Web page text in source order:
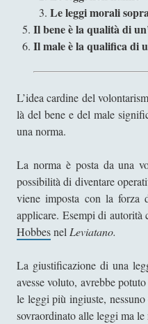
Le leggi morali
Il bene è la qualità di
Il male è la qualifica di
L’idea cardine del
là del bene e del male
una norma.
La norma è posta da una
possibilità di diventare
viene imposta con la forza
applicare. Esempi di autorità
Hobbesnel Leviatano.
La giustificazione di una
avesse voluto, avrebbe
le leggi più ingiuste,
sovraordinato alle leggi ma